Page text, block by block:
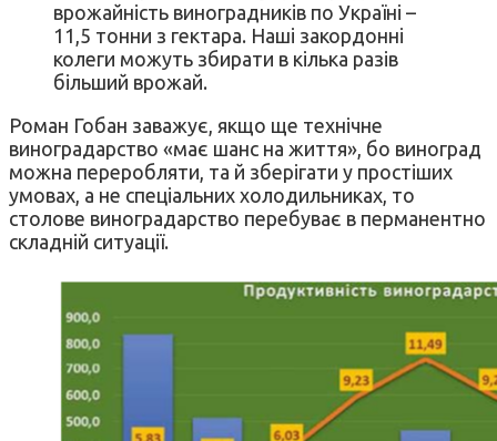
врожайність виноградників по Україні –
11,5 тонни з гектара. Наші закордонні
колеги можуть збирати в кілька разів
більший врожай.
Роман Гобан заважує, якщо ще технічне
виноградарство «має шанс на життя», бо виноград
можна переробляти, та й зберігати у простіших
умовах, а не спеціальних холодильниках, то
столове виноградарство перебуває в перманентно
складній ситуації.